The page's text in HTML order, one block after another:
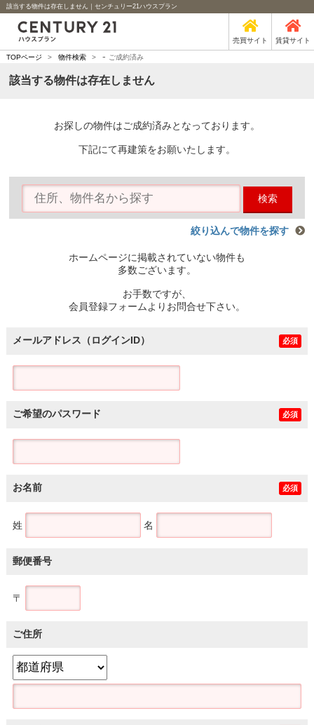
該当する物件は存在しません｜センチュリー21ハウスプラン
売買サイト 賃貸サイト
TOPページ > 物件検索 > - ご成約済み
該当する物件は存在しません
お探しの物件はご成約済みとなっております。
下記にて再建策をお願いたします。
検索
絞り込んで物件を探す
ホームページに掲載されていない物件も
多数ございます。
お手数ですが、
会員登録フォームよりお問合せ下さい。
メールアドレス（ログインID） 必須
ご希望のパスワード 必須
お名前 必須
姓 名
郵便番号
〒
ご住所